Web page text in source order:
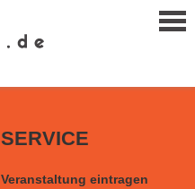
SERVICE
Veranstaltung eintragen